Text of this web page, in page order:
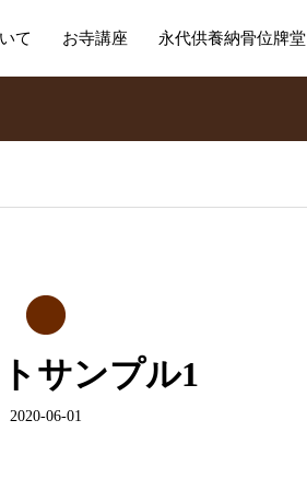
て お寺講座 永代供養納骨位牌堂
サンプル1
2020-06-01